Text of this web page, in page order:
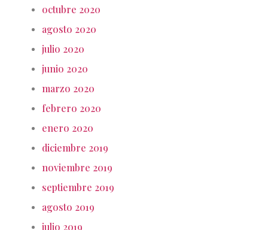
octubre 2020
agosto 2020
julio 2020
junio 2020
marzo 2020
febrero 2020
enero 2020
diciembre 2019
noviembre 2019
septiembre 2019
agosto 2019
julio 2019